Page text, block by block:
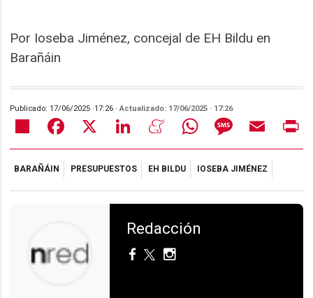
Por Ioseba Jiménez, concejal de EH Bildu en
Barañáin
Publicado:17/06/2025 ·17:26 · Actualizado: 17/06/2025 · 17:26
Share Facebook LinkedIn MeneameWhatsAppMessageEmail
BARAÑÁIN PRESUPUESTOS EH BILDU IOSEBA JIMÉNEZ
Redacción